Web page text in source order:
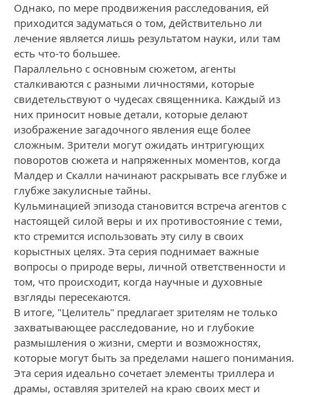
Однако, по мере продвижения расследования, ей
приходится задуматься о том, действительно ли
лечение является лишь результатом науки, или там
есть что-то большее.
Параллельно с основным сюжетом, агенты
сталкиваются с разными личностями, которые
свидетельствуют о чудесах священника. Каждый из
них приносит новые детали, которые делают
изображение загадочного явления еще более
сложным. Зрители могут ожидать интригующих
поворотов сюжета и напряженных моментов, когда
Малдер и Скалли начинают раскрывать все глубже и
глубже закулисные тайны.
Кульминацией эпизода становится встреча агентов с
настоящей силой веры и их противостояние с теми,
кто стремится использовать эту силу в своих
корыстных целях. Эта серия поднимает важные
вопросы о природе веры, личной ответственности и
том, что происходит, когда научные и духовные
взгляды пересекаются.
В итоге, "Целитель" предлагает зрителям не только
захватывающее расследование, но и глубокие
размышления о жизни, смерти и возможностях,
которые могут быть за пределами нашего понимания.
Эта серия идеально сочетает элементы триллера и
драмы, оставляя зрителей на краю своих мест и